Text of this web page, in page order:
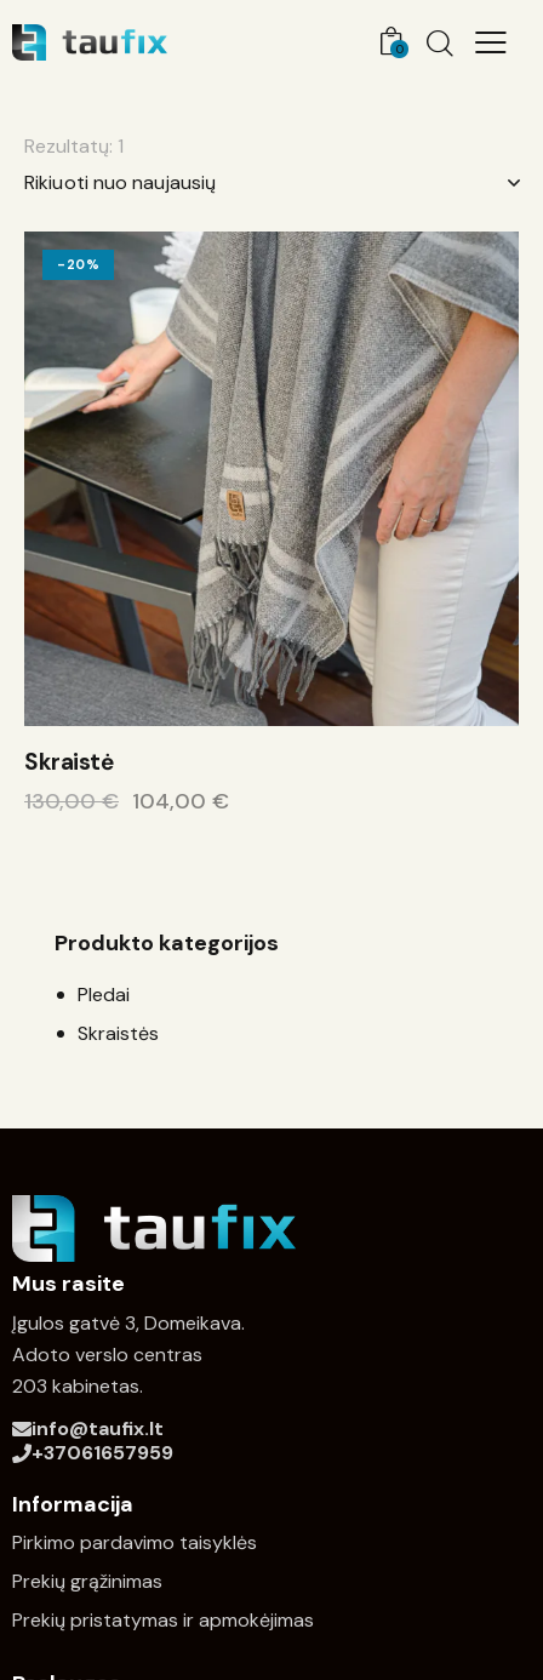
0
Rezultatų: 1
-20%
Skraistė
130,00€ 104,00 €
Produkto kategorijos
Pledai
Skraistės
Mus rasite
Įgulos gatvė 3, Domeikava.
Adoto verslo centras
203 kabinetas.
info@taufix.lt
+37061657959
Informacija
Pirkimo pardavimo taisyklės
Prekių grąžinimas
Prekių pristatymas ir apmokėjimas